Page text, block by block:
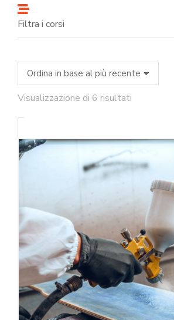
Filtra i corsi
Visualizzazione di 6 risultati